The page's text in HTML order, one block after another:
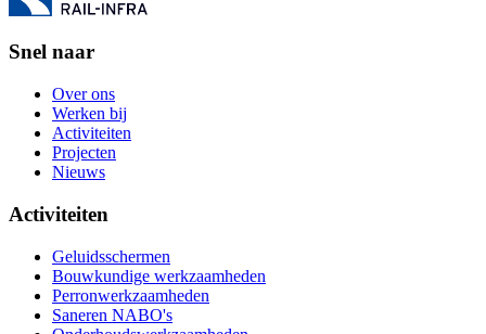
Snel naar
Over ons
Werken bij
Activiteiten
Projecten
Nieuws
Activiteiten
Geluidsschermen
Bouwkundige werkzaamheden
Perronwerkzaamheden
Saneren NABO's